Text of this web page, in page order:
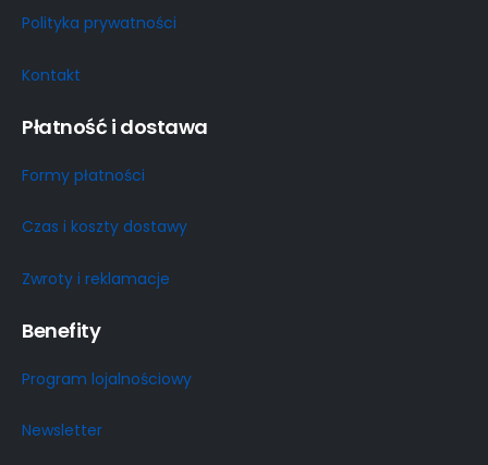
Polityka prywatności
Kontakt
Płatność i dostawa
Formy płatności
Czas i koszty dostawy
Zwroty i reklamacje
Benefity
Program lojalnościowy
Newsletter